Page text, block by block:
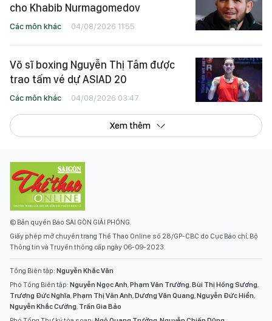
cho Khabib Nurmagomedov
Các môn khác 04/08/2026 11:55
Võ sĩ boxing Nguyễn Thị Tâm được
trao tấm vé dự ASIAD 20
Các môn khác 04/08/2026 03:47
Xem thêm
© Bản quyền Báo SÀI GÒN GIẢI PHÓNG.
Giấy phép mở chuyên trang Thể Thao Online số 28/GP-CBC do Cục Báo chí, Bộ
Thông tin và Truyền thông cấp ngày 06-09-2023.
Tổng Biên tập: Nguyễn Khắc Văn
Phó Tổng Biên tập: Nguyễn Ngọc Anh Phạm Văn Trường Bùi Thị Hồng Sương
Trương Đức Nghĩa Phạm Thị Vân Anh Dương Văn Quang Nguyễn Đức Hiển
Nguyễn Khắc Cường Trần Gia Bảo